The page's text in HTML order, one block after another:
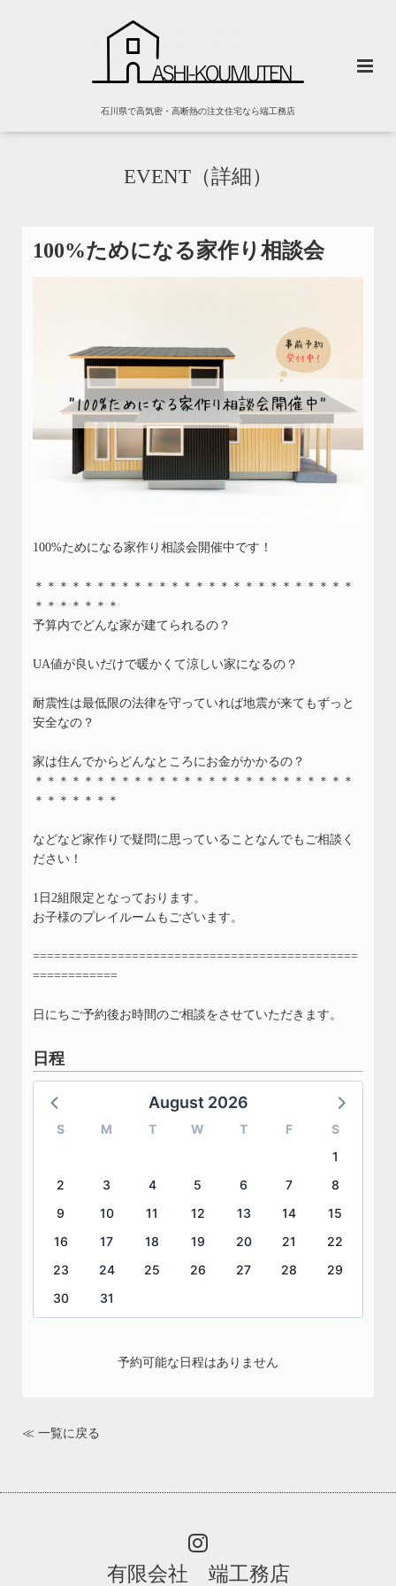
石川県で高気密・高断熱の注文住宅なら端工務店
EVENT（詳細）
100%ためになる家作り相談会
100%ためになる家作り相談会開催中です！
＊＊＊＊＊＊＊＊＊＊＊＊＊＊＊＊＊＊＊＊＊＊＊＊＊＊
＊＊＊＊＊＊＊
予算内でどんな家が建てられるの？
UA値が良いだけで暖かくて涼しい家になるの？
耐震性は最低限の法律を守っていれば地震が来てもずっと
安全なの？
家は住んでからどんなところにお金がかかるの？
＊＊＊＊＊＊＊＊＊＊＊＊＊＊＊＊＊＊＊＊＊＊＊＊＊＊
＊＊＊＊＊＊＊
などなど家作りで疑問に思っていることなんでもご相談く
ださい！
1日2組限定となっております。
お子様のプレイルームもございます。
==============================================
============
日にちご予約後お時間のご相談をさせていただきます。
日程
August 2026
S M T W T F
S
1
2
3 4 5 6 7
8
9
10 11 12 13 14
15
16
17 18 19 20 21
22
23
24 25 26 27 28
29
30
31
予約可能な日程はありません
≪ 一覧に戻る
有限会社 端工務店